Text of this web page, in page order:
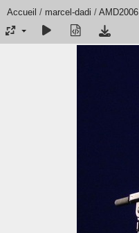
Accueil / marcel-dadi / AMD2006